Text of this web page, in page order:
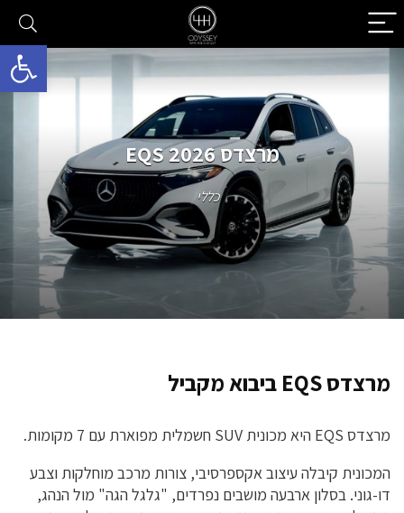
פתח
מרצדס EQS 2026
כללי
מרצדס EQS ביבוא מקביל
מרצדס EQS היא מכונית SUV חשמלית מפוארת עם 7 מקומות.
המכונית קיבלה עיצוב אקספרסיבי, צורות מרכב מוחלקות וצבע
דו-גוני. בסלון ארבעה מושבים נפרדים, "גלגל הגה" מול הנהג,